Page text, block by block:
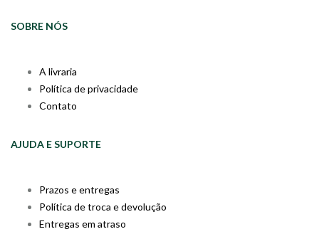
SOBRE NÓS
A livraria
Política de privacidade
Contato
AJUDA E SUPORTE
Prazos e entregas
Política de troca e devolução
Entregas em atraso